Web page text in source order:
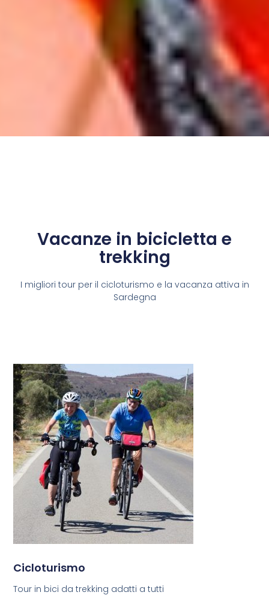
We value your privacy
We use cookies to enhance your browsing experience,
serve personalised ads or content, and analyse our traffic.
By clicking "Accept All", you consent to our use of cookies.
Customise Reject All
Vacanze in bicicletta e
trekking
I migliori tour per il cicloturismo e la vacanza attiva in
Sardegna
Cicloturismo
Tour in bici da trekking adatti a tutti